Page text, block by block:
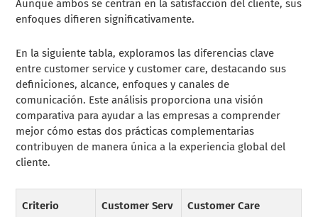
Aunque ambos se centran en la satisfacción del cliente, sus
enfoques difieren significativamente.
En la siguiente tabla, exploramos las diferencias clave
entre customer service y customer care, destacando sus
definiciones, alcance, enfoques y canales de
comunicación. Este análisis proporciona una visión
comparativa para ayudar a las empresas a comprender
mejor cómo estas dos prácticas complementarias
contribuyen de manera única a la experiencia global del
cliente.
Criterio
Customer Serv
Customer Care